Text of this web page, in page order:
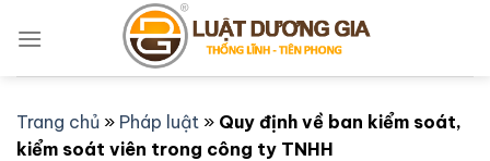
qua
Trang chủ » Pháp luật » Quy định về ban kiểm soát,
kiểm soát viên trong công ty TNHH